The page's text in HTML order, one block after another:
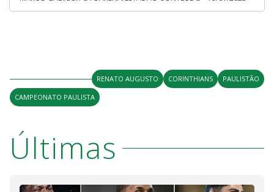
RENATO AUGUSTO CORINTHIANS
PAULISTÃO
CAMPEONATO PAULISTA
Últimas